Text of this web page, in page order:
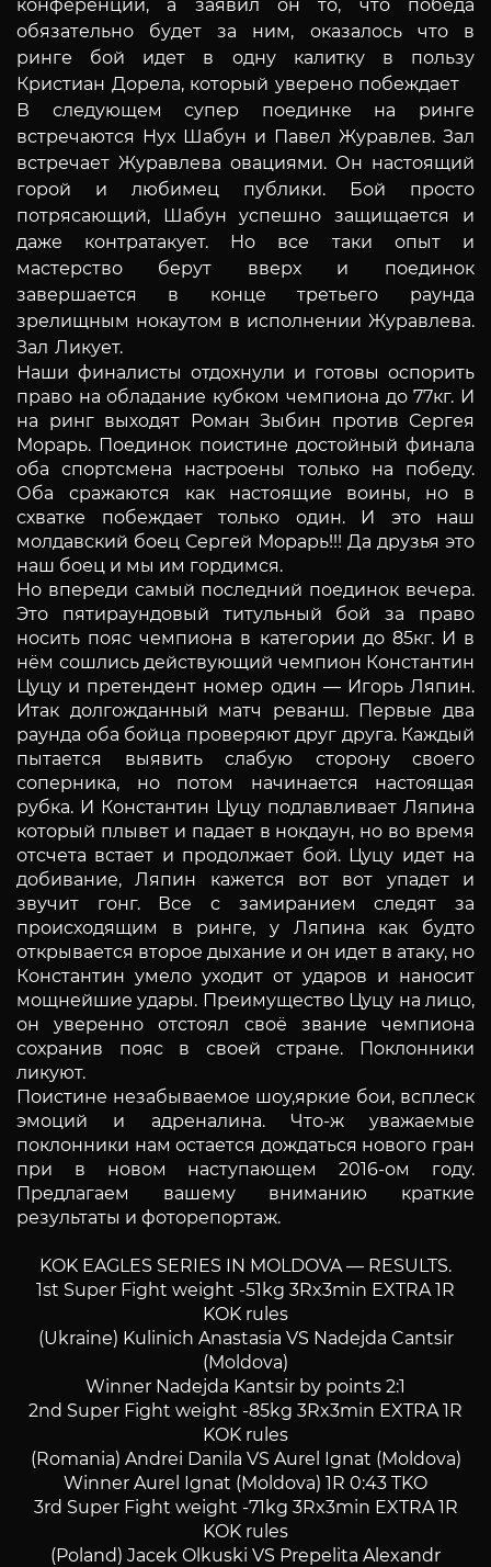
конференции, а заявил он то, что победа
обязательно будет за ним, оказалось что в
ринге бой идет в одну калитку в пользу
Кристиан Дорела, который уверено побеждает
В следующем супер поединке на ринге
встречаются Нух Шабун и Павел Журавлев. Зал
встречает Журавлева овациями. Он настоящий
горой и любимец публики. Бой просто
потрясающий, Шабун успешно защищается и
даже контратакует. Но все таки опыт и
мастерство берут вверх и поединок
завершается в конце третьего раунда
зрелищным нокаутом в исполнении Журавлева.
Зал Ликует.
Наши финалисты отдохнули и готовы оспорить
право на обладание кубком чемпиона до 77кг. И
на ринг выходят Роман Зыбин против Сергея
Морарь. Поединок поистине достойный финала
оба спортсмена настроены только на победу.
Оба сражаются как настоящие воины, но в
схватке побеждает только один. И это наш
молдавский боец Сергей Морарь!!! Да друзья это
наш боец и мы им гордимся.
Но впереди самый последний поединок вечера.
Это пятираундовый титульный бой за право
носить пояс чемпиона в категории до 85кг. И в
нём сошлись действующий чемпион Константин
Цуцу и претендент номер один — Игорь Ляпин.
Итак долгожданный матч реванш. Первые два
раунда оба бойца проверяют друг друга. Каждый
пытается выявить слабую сторону своего
соперника, но потом начинается настоящая
рубка. И Константин Цуцу подлавливает Ляпина
который плывет и падает в нокдаун, но во время
отсчета встает и продолжает бой. Цуцу идет на
добивание, Ляпин кажется вот вот упадет и
звучит гонг. Все с замиранием следят за
происходящим в ринге, у Ляпина как будто
открывается второе дыхание и он идет в атаку, но
Константин умело уходит от ударов и наносит
мощнейшие удары. Преимущество Цуцу на лицо,
он уверенно отстоял своё звание чемпиона
сохранив пояс в своей стране. Поклонники
ликуют.
Поистине незабываемое шоу,яркие бои, всплеск
эмоций и адреналина. Что-ж уважаемые
поклонники нам остается дождаться нового гран
при в новом наступающем 2016-ом году.
Предлагаем вашему вниманию краткие
результаты и фоторепортаж.
KOK EAGLES SERIES IN MOLDOVA — RESULTS.
1st Super Fight weight -51kg 3Rx3min EXTRA 1R
KOK rules
(Ukraine) Kulinich Anastasia VS Nadejda Cantsir
(Moldova)
Winner Nadejda Kantsir by points 2:1
2nd Super Fight weight -85kg 3Rx3min EXTRA 1R
KOK rules
(Romania) Andrei Danila VS Aurel Ignat (Moldova)
Winner Aurel Ignat (Moldova) 1R 0:43 TKO
3rd Super Fight weight -71kg 3Rx3min EXTRA 1R
KOK rules
(Poland) Jacek Olkuski VS Prepelita Alexandr